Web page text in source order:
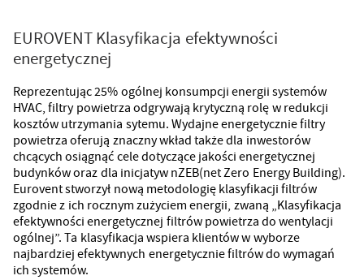
EUROVENT Klasyfikacja efektywności
energetycznej
Reprezentując 25% ogólnej konsumpcji energii systemów
HVAC, filtry powietrza odgrywają krytyczną rolę w redukcji
kosztów utrzymania sytemu. Wydajne energetycznie filtry
powietrza oferują znaczny wkład także dla inwestorów
chcących osiągnąć cele dotyczące jakości energetycznej
budynków oraz dla inicjatyw nZEB(net Zero Energy Building).
Eurovent stworzył nową metodologię klasyfikacji filtrów
zgodnie z ich rocznym zużyciem energii, zwaną „Klasyfikacja
efektywności energetycznej filtrów powietrza do wentylacji
ogólnej”. Ta klasyfikacja wspiera klientów w wyborze
najbardziej efektywnych energetycznie filtrów do wymagań
ich systemów.